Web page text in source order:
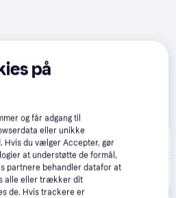
på
og får adgang til
eller unikke
Hvis du vælger Accepter, gør
at understøtte de formål,
partnere behandler datafor at
alle eller trækker dit
de. Hvis trackere er